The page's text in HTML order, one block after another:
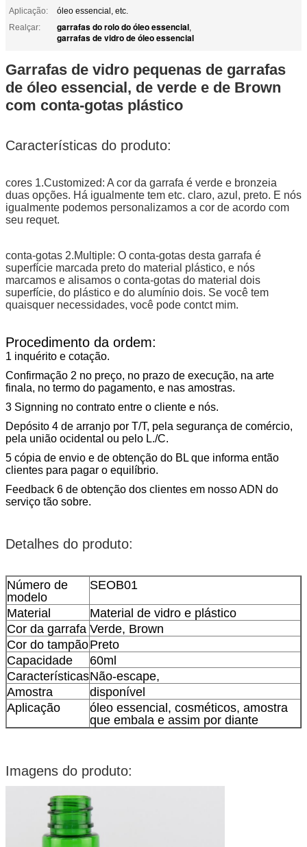
Aplicação:
óleo essencial, etc.
Realçar:
garrafas do rolo do óleo essencial,
garrafas de vidro de óleo essencial
Garrafas de vidro pequenas de garrafas
de óleo essencial, de verde e de Brown
com conta-gotas plástico
Características do produto:
cores 1.Customized: A cor da garrafa é verde e bronzeia
duas opções. Há igualmente tem etc. claro, azul, preto. E nós
igualmente podemos personalizamos a cor de acordo com
seu requet.
conta-gotas 2.Multiple: O conta-gotas desta garrafa é
superfície marcada preto do material plástico, e nós
marcamos e alisamos o conta-gotas do material dois
superfície, do plástico e do alumínio dois. Se você tem
quaisquer necessidades, você pode contct mim.
Procedimento da ordem:
1 inquérito e cotação.
Confirmação 2 no preço, no prazo de execução, na arte
finala, no termo do pagamento, e nas amostras.
3 Signning no contrato entre o cliente e nós.
Depósito 4 de arranjo por T/T, pela segurança de comércio,
pela união ocidental ou pelo L./C.
5 cópia de envio e de obtenção do BL que informa então
clientes para pagar o equilíbrio.
Feedback 6 de obtenção dos clientes em nosso ADN do
serviço tão sobre.
Detalhes do produto:
Número de
modelo
SEOB01
Material
Material de vidro e plástico
Cor da garrafa Verde, Brown
Cor do tampãoPreto
Capacidade
60ml
CaracterísticasNão-escape,
Amostra
disponível
Aplicação
óleo essencial, cosméticos, amostra
que embala e assim por diante
Imagens do produto: